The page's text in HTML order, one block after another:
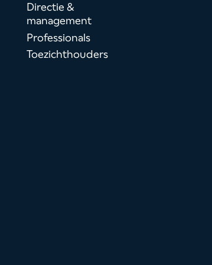
Directie &
management
Professionals
Toezichthouders